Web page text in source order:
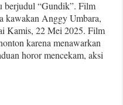
berjudul “Gundik”. Film
kawakan Anggy Umbara,
Kamis, 22 Mei 2025. Film
karena menawarkan
horor mencekam, aksi